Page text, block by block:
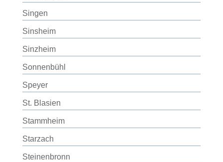
Singen
Sinsheim
Sinzheim
Sonnenbühl
Speyer
St. Blasien
Stammheim
Starzach
Steinenbronn